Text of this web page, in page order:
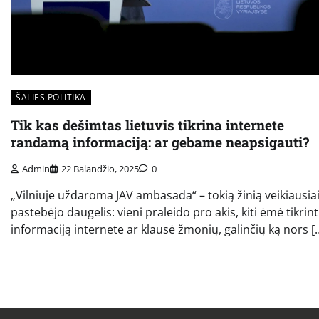
ŠALIES POLITIKA
Tik kas dešimtas lietuvis tikrina internete
randamą informaciją: ar gebame neapsigauti?
Admin 22 Balandžio, 2025 0
„Vilniuje uždaroma JAV ambasada“ – tokią žinią veikiausiai
pastebėjo daugelis: vieni praleido pro akis, kiti ėmė
informaciją internete ar klausė žmonių, galinčių ką nors